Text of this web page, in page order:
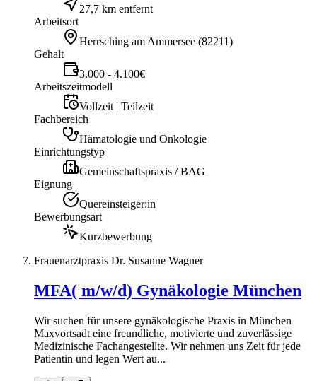
27,7 km entfernt
Arbeitsort
Herrsching am Ammersee (82211)
Gehalt
3.000 - 4.100€
Arbeitszeitmodell
Vollzeit | Teilzeit
Fachbereich
Hämatologie und Onkologie
Einrichtungstyp
Gemeinschaftspraxis / BAG
Eignung
Quereinsteiger:in
Bewerbungsart
Kurzbewerbung
Frauenarztpraxis Dr. Susanne Wagner
MFA( m/w/d) Gynäkologie München
Wir suchen für unsere gynäkologische Praxis in München
Maxvortsadt eine freundliche, motivierte und zuverlässige
Medizinische Fachangestellte. Wir nehmen uns Zeit für jede
Patientin und legen Wert au...